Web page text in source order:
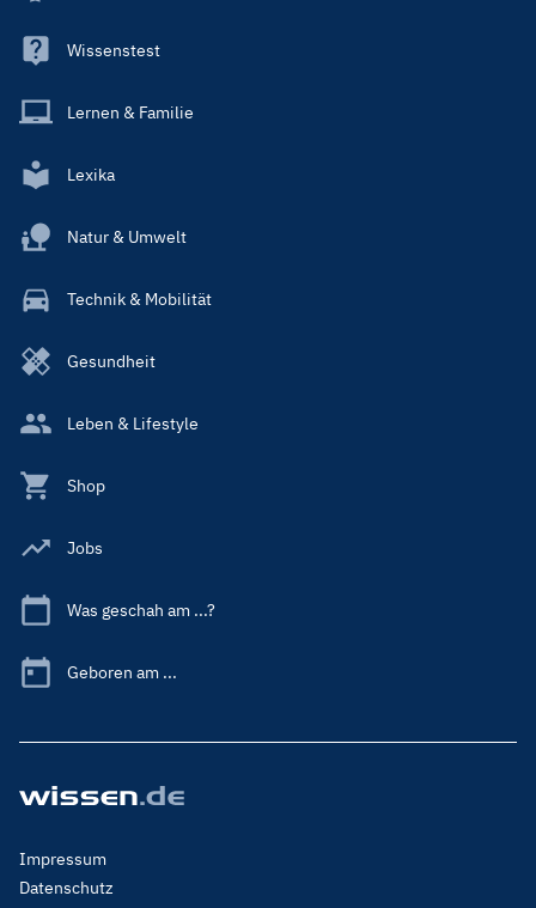
Wissenstest
Lernen & Familie
Lexika
Natur & Umwelt
Technik & Mobilität
Gesundheit
Leben & Lifestyle
Shop
Jobs
Was geschah am ...?
Geboren am ...
Footer
Menu
Impressum
Datenschutz